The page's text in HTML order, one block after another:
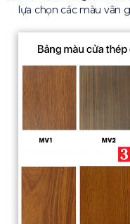
lựa chọn các màu vân